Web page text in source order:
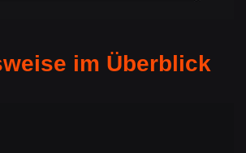
im Überblick